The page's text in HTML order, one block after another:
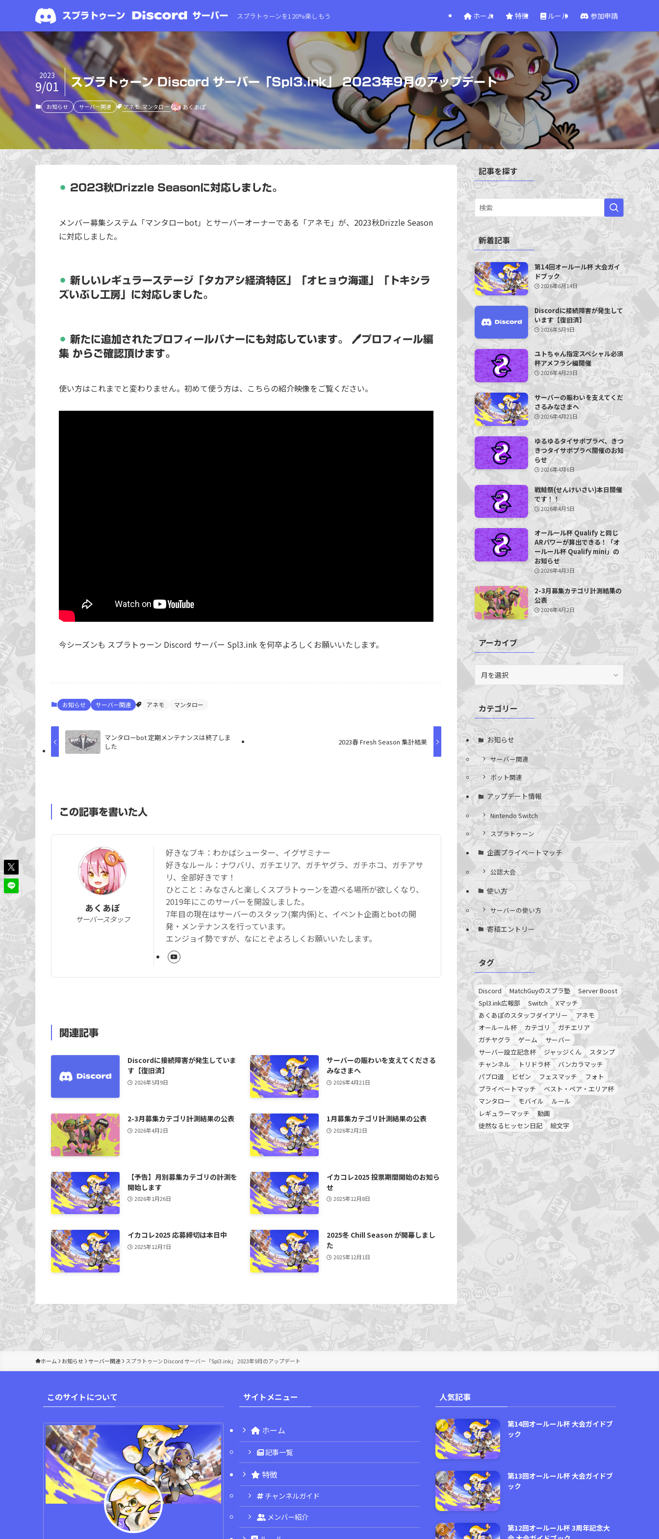
スプラトゥーンを120%楽しもう ホーム 特徴 ルール 参加申請
スプラトゥーン Discord サーバー「Spl3.ink」 2023年9月のアップデート
2023
9/01
お知らせ サーバー関連 アネモ マンタロー あくあぽ
2023秋Drizzle Seasonに対応しました。
メンバー募集システム「マンタローbot」とサーバーオーナーである「アネモ」が、2023秋Drizzle Season
に対応しました。
新しいレギュラーステージ「タカアシ経済特区」「オヒョウ海運」「トキシラ
ズいぶし工房」に対応しました。
新たに追加されたプロフィールバナーにも対応しています。 ⁠🖊プロフィール編
集 からご確認頂けます。
使い方はこれまでと変わりません。初めて使う方は、こちらの紹介映像をご覧ください。
今シーズンも スプラトゥーン Discord サーバー Spl3.ink を何卒よろしくお願いいたします。
お知らせ サーバー関連 アネモ マンタロー
マンタローbot 定期メンテナンスは終了しま
した
2023春 Fresh Season 集計結果
この記事を書いた人
あくあぽ
サーバースタッフ
好きなブキ：わかばシューター、イグザミナー
好きなルール：ナワバリ、ガチエリア、ガチヤグラ、ガチホコ、ガチアサ
リ、全部好きです！
ひとこと：みなさんと楽しくスプラトゥーンを遊べる場所が欲しくなり、
2019年にこのサーバーを開設しました。
7年目の現在はサーバーのスタッフ(案内係)と、イベント企画とbotの開
発・メンテナンスを行っています。
エンジョイ勢ですが、なにとぞよろしくお願いいたします。
関連記事
Discordに接続障害が発生していま
す【復旧済】
2026年5月9日
サーバーの賑わいを支えてくださる
みなさまへ
2026年4月21日
2-3月募集カテゴリ計測結果の公表
2026年4月2日
1月募集カテゴリ計測結果の公表
2026年2月2日
【予告】月別募集カテゴリの計測を
開始します
2026年1月26日
イカコレ2025 投票期間開始のお知ら
せ
2025年12月8日
イカコレ2025 応募締切は本日中
2025年12月7日
2025冬 Chill Season が開幕しまし
た
2025年12月1日
記事を探す
新着記事
第14回オールール杯 大会ガイ
ドブック
2026年6月14日
Discordに接続障害が発生して
います【復旧済】
2026年5月9日
ユトちゃん指定スペシャル必須
杯アメフラシ編開催
2026年4月23日
サーバーの賑わいを支えてくだ
さるみなさまへ
2026年4月21日
ゆるゆるタイサポプラベ、きつ
きつタイサポプラベ開催のお知
らせ
2026年4月6日
戦鮭祭(せんけいさい)本日開催
です！！
2026年4月5日
オールール杯 Qualify と同じ
ARパワーが算出できる！「オ
ールール杯 Qualify mini」の
お知らせ
2026年4月3日
2-3月募集カテゴリ計測結果の
公表
2026年4月2日
アーカイブ
ー
ブカテゴリー
お知らせ
サーバー関連
ボット関連
アップデート情報
Nintendo Switch
スプラトゥーン
企画プライベートマッチ
公認大会
使い方
サーバーの使い方
寄稿エントリー
タグ
Discord MatchGuyのスプラ塾
Server Boost
Spl3.ink広報部
Switch
Xマッチ
あくあぽのスタッフダイアリー
アネモ
オールール杯
カテゴリ
ガチエリア
ガチヤグラ
ゲーム
サーバー
サーバー設立記念杯
ジャッジくん
スタンプ
チャンネル
トリドラ杯
バンカラマッチ
パブロ道
ビゼン フェスマッチ
フォト
プライベートマッチ
ベスト・ペア・エリア杯
マンタロー
モバイル
ルール
レギュラーマッチ
動画
徒然なるヒッセン日記
絵文字
ホーム お知らせ サーバー関連 スプラトゥーン Discord サーバー「Spl3.ink」 2023年9月のアップデート
このサイトについて サイトメニュー
ホーム
記事一覧
特徴
チャンネルガイド
メンバー紹介
人気記事
第14回オールール杯 大会ガイドブ
ック
第13回オールール杯 大会ガイドブ
ック
第12回オールール杯 3周年記念大